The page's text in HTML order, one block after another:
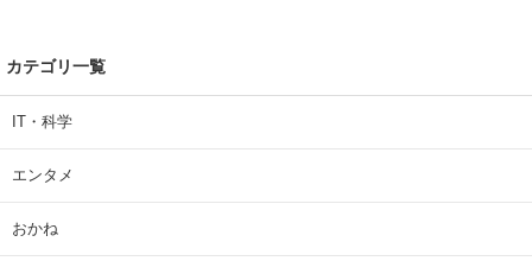
カテゴリ一覧
IT・科学
エンタメ
おかね